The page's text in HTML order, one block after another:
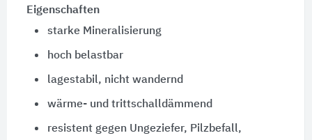
Eigenschaften
starke Mineralisierung
hoch belastbar
lagestabil, nicht wandernd
wärme- und trittschalldämmend
resistent gegen Ungeziefer, Pilzbefall,